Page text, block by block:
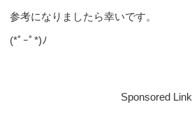
参考になりましたら幸いです。
(*ﾟｰﾟ*)ﾉ
Sponsored Link